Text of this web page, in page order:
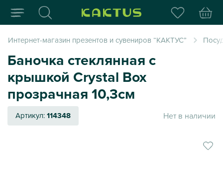
Интернет-магазин
Интернет-магазин презентов и сувениров “КАКТУС”
Баночка стеклянная с
крышкой Crystal Box
прозрачная 10,3см
Артикул:114348 Нет в наличии